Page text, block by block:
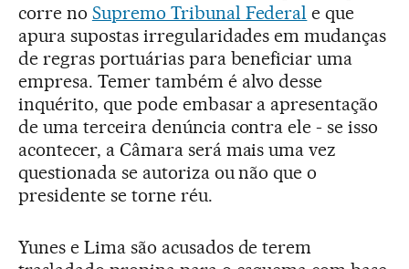
corre no Supremo Tribunal Federal e que
apura supostas irregularidades em mudanças
de regras portuárias para beneficiar uma
empresa. Temer também é alvo desse
inquérito, que pode embasar a apresentação
de uma terceira denúncia contra ele - se isso
acontecer, a Câmara será mais uma vez
questionada se autoriza ou não que o
presidente se torne réu.
Yunes e Lima são acusados de terem